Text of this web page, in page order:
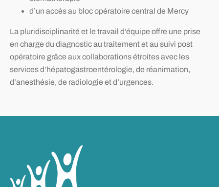
d’un accès au bloc opératoire central de Mercy
La pluridisciplinarité et le travail d’équipe offre une prise
en charge du diagnostic au traitement et au suivi post
opératoire grâce aux collaborations étroites avec les
services d’hépatogastroentérologie, de réanimation,
d’anesthésie, de radiologie et d’urgences.